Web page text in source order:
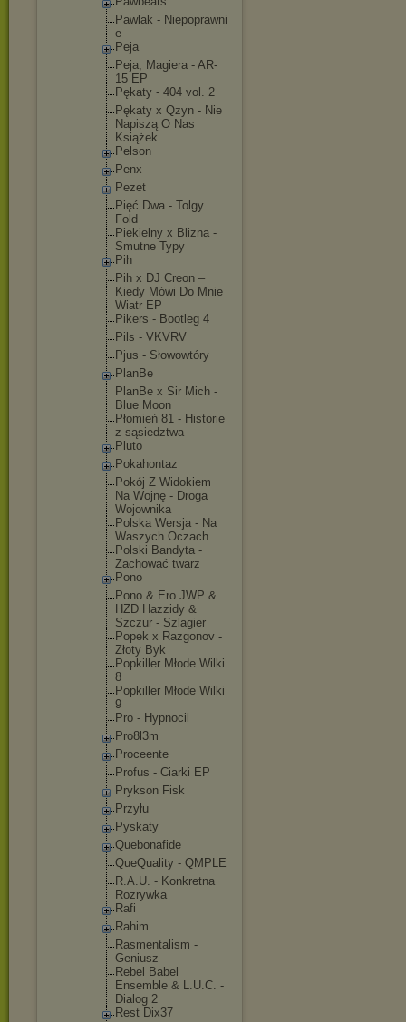
Pawlak - Niepoprawni
e
Peja
Peja, Magiera - AR-
15 EP
Pękaty - 404 vol. 2
Pękaty x Qzyn - Nie
Napiszą O Nas
Książek
Pelson
Penx
Pezet
Pięć Dwa - Tolgy
Fold
Piekielny x Blizna -
Smutne Typy
Pih
Pih x DJ Creon –
Kiedy Mówi Do Mnie
Wiatr EP
Pikers - Bootleg 4
Pils - VKVRV
Pjus - Słowowtóry
PlanBe
PlanBe x Sir Mich -
Blue Moon
Płomień 81 - Historie
z sąsiedztwa
Pluto
Pokahontaz
Pokój Z Widokiem
Na Wojnę - Droga
Wojownika
Polska Wersja - Na
Waszych Oczach
Polski Bandyta -
Zachować twarz
Pono
Pono & Ero JWP &
HZD Hazzidy &
Szczur - Szlagier
Popek x Razgonov -
Złoty Byk
Popkiller Młode Wilki
8
Popkiller Młode Wilki
9
Pro - Hypnocil
Pro8l3m
Proceente
Profus - Ciarki EP
Prykson Fisk
Przyłu
Pyskaty
Quebonafide
QueQuality - QMPLE
R.A.U. - Konkretna
Rozrywka
Rafi
Rahim
Rasmentalism -
Geniusz
Rebel Babel
Ensemble & L.U.C. -
Dialog 2
Rest Dix37